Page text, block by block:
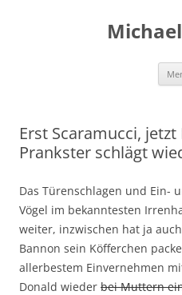
Erst Scaramucci,
Prankster schlägt
Das Türenschlagen und Ein-
Vögel im bekanntesten
weiter, inzwischen hat ja auch
Bannon sein Köfferchen
allerbestem Einvernehmen
Donald wieder bei Muttern